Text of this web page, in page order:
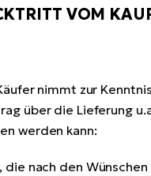
VOM
nimmt zur
über die Lieferung
werden kann:
die nach den